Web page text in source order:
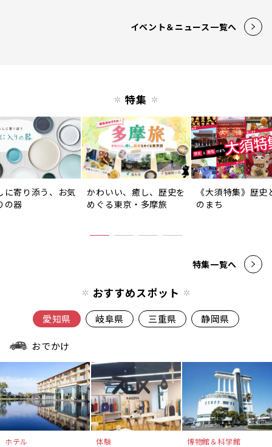
イベント＆ニュース一覧へ
特集
に寄り添う、お気
の器
かわいい、癒し、歴史を
めぐる東京・多摩旅
《大須特集》歴史
のまち
特集一覧へ
おすすめスポット
愛知県 岐阜県 三重県 静岡県
おでかけ
ホテル 体験 博物館＆科学館